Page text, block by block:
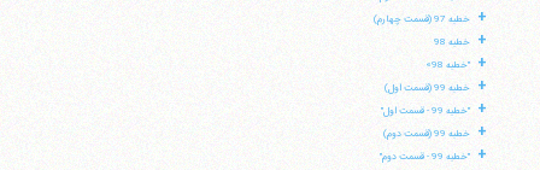
+ خطبه 97 (قسمت چهارم)
+ خطبه 98
+ "خطبه 98»
+ خطبه 99 (قسمت اول)
+ "خطبه 99 - قسمت اول"
+ خطبه 99 (قسمت دوم)
+ "خطبه 99 - قسمت دوم"